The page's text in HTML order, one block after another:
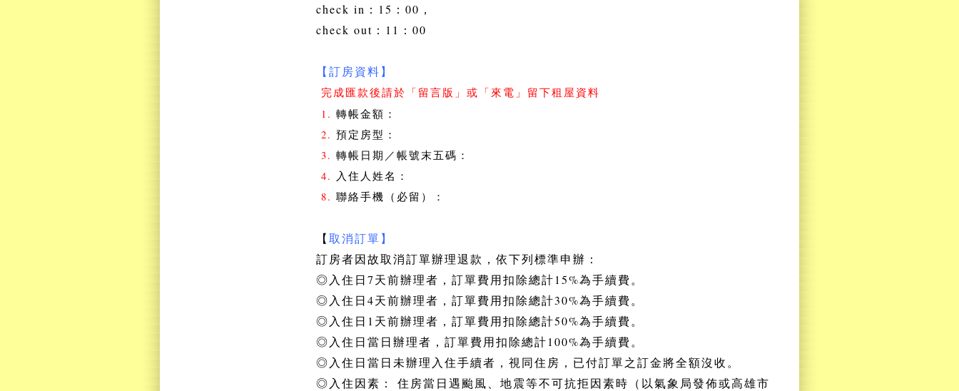
check in：15：00，
check out：11：00
【訂房資料】
完成匯款後請於「留言版」或「來電」留下租屋資料
1. 轉帳金額：
2. 預定房型：
3. 轉帳日期／帳號末五碼：
4.
入住人姓名：
8. 聯絡手機（必留）：
【取消訂單】
訂房者因故取消訂單辦理退款，依下列標準申辦：
◎入住日7天前辦理者，訂單費用扣除總計15%為手續費。
◎入住 日4天前辦理者，訂單費用扣除總計30%為手續費。
◎ 入住 日1天前辦理者，訂單費用扣除總計50%為手續費。
◎ 入住 日當日辦理者，訂單費用扣除總計100%為手續費。
◎ 入住 日當日未辦理入住手續者，視同住房，已付訂單之訂金將全額沒收。
◎ 入住因素： 住房當日遇颱風、地震等不可抗拒因素時（以氣象局發佈或高雄市